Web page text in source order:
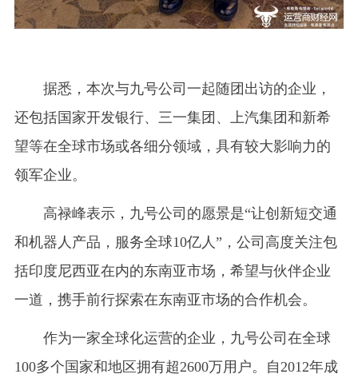
据悉，本次与九号公司一起随团出访的企业，
还包括国家开发银行、三一集团、上汽集团和新希
望等在全球市场或各细分领域，具有较大影响力的
领军企业。
高禄峰表示，九号公司的愿景是“让创新短交通
和机器人产品，服务全球10亿人”，公司高度关注包
括印度尼西亚在内的东南亚市场，希望与伙伴企业
一道，携手前行探索在东南亚市场的合作机会。
作为一家全球化运营的企业，九号公司在全球
100多个国家和地区拥有超2600万用户。自2012年成